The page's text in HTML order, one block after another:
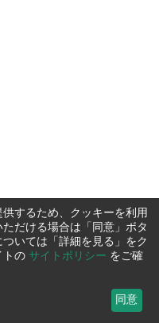
するため、クッキーを利用
だける場合は「同意」ボタ
いては「詳細を見る」をク
トの サイトポリシー をご確
同意